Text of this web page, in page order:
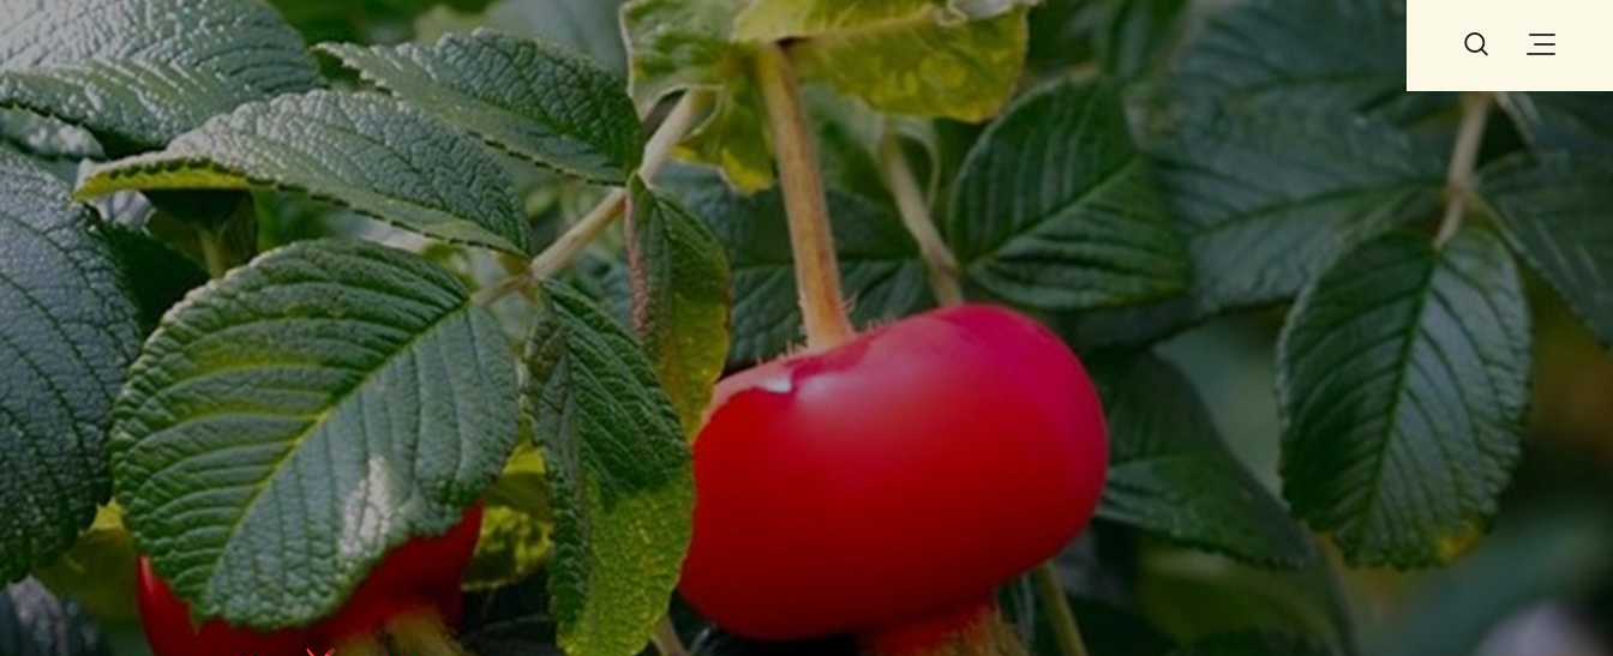
BLIV ELEV
LIVET PÅ SKOLEN
OPLEV OS
EFTERUDDANNELSE
OG KURSER
OM SKOLEN